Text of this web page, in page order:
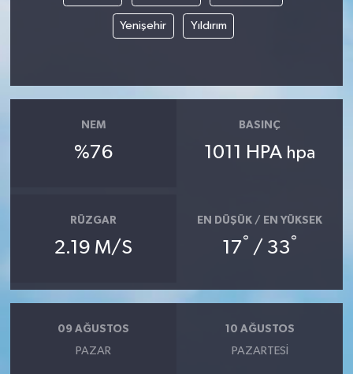
Yenişehir Yıldırım
NEM
%76
BASINÇ
1011 HPA hpa
RÜZGAR
2.19 M/S
EN DÜŞÜK / EN YÜKSEK
17° / 33°
09 AĞUSTOS
PAZAR
10 AĞUSTOS
PAZARTESI